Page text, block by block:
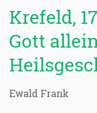
Krefeld,
Gott
Ewald Frank